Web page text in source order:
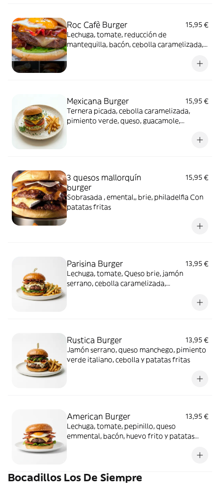
Roc Cafè Burger
15,95 €
Lechuga, tomate, reducción de
mantequilla, bacón, cebolla caramelizada,
Mexicana Burger
15,95 €
Ternera picada, cebolla caramelizada,
pimiento verde, queso, guacamole,
3 quesos mallorquín
burger
15,95 €
Sobrasada , emental,, brie, philadelfia Con
patatas fritas
Parisina Burger
13,95 €
Lechuga, tomate, Queso brie, jamón
serrano, cebolla caramelizada,
Rustica Burger
13,95 €
Jamón serrano, queso manchego, pimiento
verde italiano, cebolla y patatas fritas
American Burger
13,95 €
Lechuga, tomate, pepinillo, queso
emmental, bacón, huevo frito y patatas
Bocadillos Los De Siempre